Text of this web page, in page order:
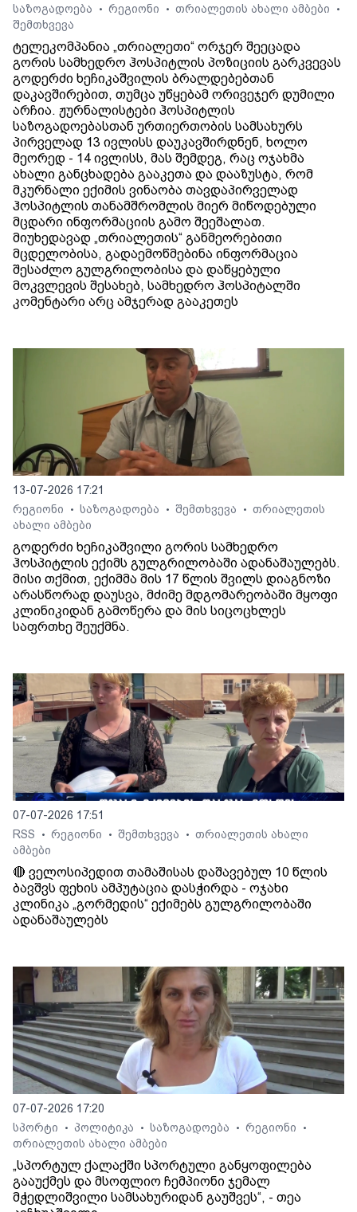
საზოგადოება
• რეგიონი • თრიალეთის ახალი ამბები •
შემთხვევა
ტელეკომპანია „თრიალეთი“ ორჯერ შეეცადა
გორის სამხედრო ჰოსპიტლის პოზიციის გარკვევას
გოდერძი ხეჩიკაშვილის ბრალდებებთან
დაკავშირებით, თუმცა უწყებამ ორივეჯერ დუმილი
არჩია. ჟურნალისტები ჰოსპიტლის
საზოგადოებასთან ურთიერთობის სამსახურს
პირველად 13 ივლისს დაუკავშირდნენ, ხოლო
მეორედ - 14 ივლისს, მას შემდეგ, რაც ოჯახმა
ახალი განცხადება გააკეთა და დააზუსტა, რომ
მკურნალი ექიმის ვინაობა თავდაპირველად
ჰოსპიტლის თანამშრომლის მიერ მიწოდებული
მცდარი ინფორმაციის გამო შეეშალათ.
მიუხედავად „თრიალეთის“ განმეორებითი
მცდელობისა, გადაემოწმებინა ინფორმაცია
შესაძლო გულგრილობისა და დაწყებული
მოკვლევის შესახებ, სამხედრო ჰოსპიტალში
კომენტარი არც ამჯერად გააკეთეს
13-07-2026 17:21
რეგიონი
• საზოგადოება • შემთხვევა • თრიალეთის
ახალი ამბები
გოდერძი ხეჩიკაშვილი გორის სამხედრო
ჰოსპიტლის ექიმს გულგრილობაში ადანაშაულებს.
მისი თქმით, ექიმმა მის 17 წლის შვილს დიაგნოზი
არასწორად დაუსვა, მძიმე მდგომარეობაში მყოფი
კლინიკიდან გამოწერა და მის სიცოცხლეს
საფრთხე შეუქმნა.
07-07-2026 17:51
RSS
• რეგიონი • შემთხვევა • თრიალეთის ახალი
ამბები
🔴 ველოსიპედით თამაშისას დაშავებულ 10 წლის
ბავშვს ფეხის ამპუტაცია დასჭირდა - ოჯახი
კლინიკა „გორმედის“ ექიმებს გულგრილობაში
ადანაშაულებს
07-07-2026 17:20
სპორტი
• პოლიტიკა • საზოგადოება • რეგიონი •
თრიალეთის ახალი ამბები
„სპორტულ ქალაქში სპორტული განყოფილება
გააუქმეს და მსოფლიო ჩემპიონი ჯემალ
მჭედლიშვილი სამსახურიდან გაუშვეს“, - თეა